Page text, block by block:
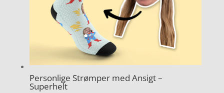
Personlige Strømper med Ansigt –
Superhelt